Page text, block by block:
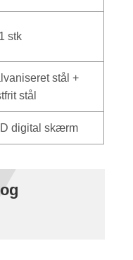
stk
stål +
stål
digital skærm